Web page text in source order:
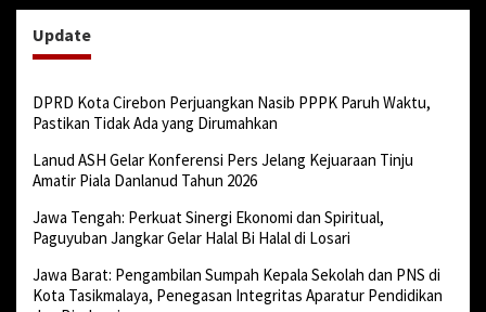
Update
DPRD Kota Cirebon Perjuangkan Nasib PPPK Paruh Waktu,
Pastikan Tidak Ada yang Dirumahkan
Lanud ASH Gelar Konferensi Pers Jelang Kejuaraan Tinju
Amatir Piala Danlanud Tahun 2026
Jawa Tengah: Perkuat Sinergi Ekonomi dan Spiritual,
Paguyuban Jangkar Gelar Halal Bi Halal di Losari
Jawa Barat: Pengambilan Sumpah Kepala Sekolah dan PNS di
Kota Tasikmalaya, Penegasan Integritas Aparatur Pendidikan